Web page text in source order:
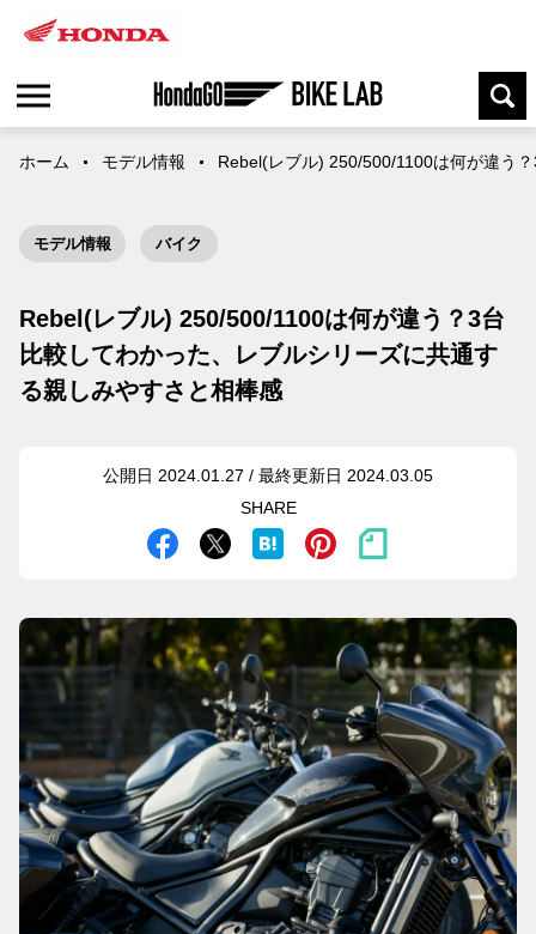
ホーム モデル情報 Rebel(レブル) 250/500/1100は何が違う
モデル情報 バイク
Rebel(レブル) 250/500/1100は何が違う？3台
比較してわかった、レブルシリーズに共通す
る親しみやすさと相棒感
公開日 2024.01.27 / 最終更新日 2024.03.05
SHARE